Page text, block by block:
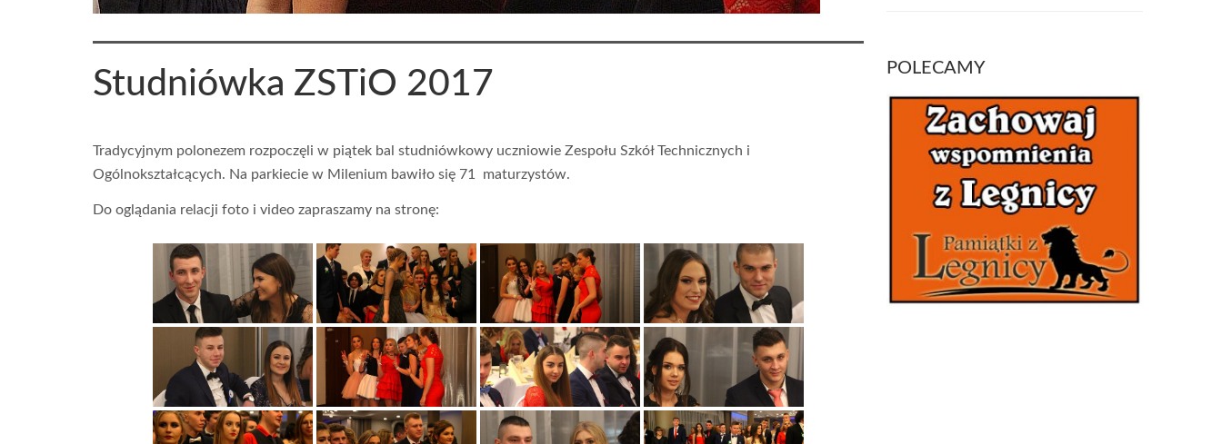
Studniówka ZSTiO 2017
Tradycyjnym polonezem rozpoczęli w piątek bal studniówkowy uczniowie Zespołu Szkół Technicznych i
Ogólnokształcących. Na parkiecie w Milenium bawiło się 71 maturzystów.
Do oglądania relacji foto i video zapraszamy na stronę:
POLECAMY